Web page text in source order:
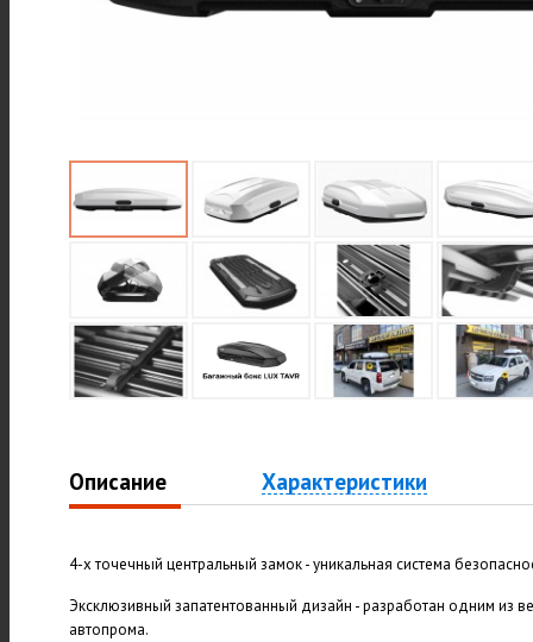
Описание Характеристики
4-х точечный центральный замок - уникальная система
Эксклюзивный запатентованный дизайн - разработан одним из
автопрома.